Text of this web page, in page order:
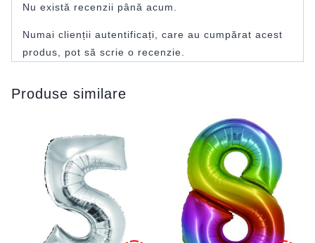
Nu există recenzii până acum.
Numai clienții autentificați, care au cumpărat acest
produs, pot să scrie o recenzie.
Produse similare